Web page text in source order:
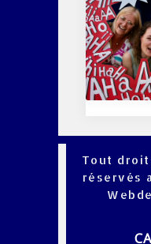
Tout
réservés